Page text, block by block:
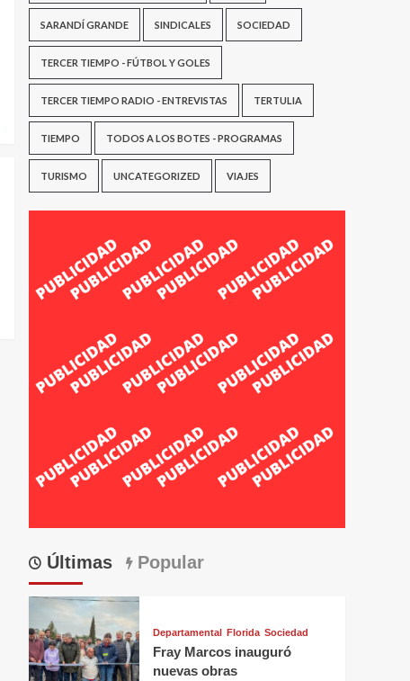
SARANDÍ GRANDE SINDICALES SOCIEDAD
TERCER TIEMPO - FÚTBOL Y GOLES
TERCER TIEMPO RADIO - ENTREVISTAS TERTULIA
TIEMPO TODOS A LOS BOTES - PROGRAMAS
TURISMO UNCATEGORIZED VIAJES
Últimas Popular
Departamental Florida Sociedad
Fray Marcos inauguró
nuevas obras